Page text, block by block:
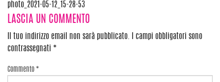
Navigazione
articoli
photo_2021-05-12_15-28-53
LASCIA UN COMMENTO
Il tuo indirizzo email non sarà pubblicato.
I campi obbligatori sono
contrassegnati *
Commento *